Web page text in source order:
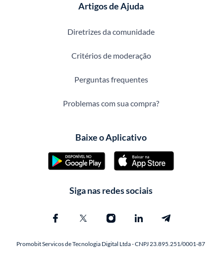
Artigos de Ajuda
Diretrizes da comunidade
Critérios de moderação
Perguntas frequentes
Problemas com sua compra?
Baixe o Aplicativo
Siga nas redes sociais
Promobit Servicos de Tecnologia Digital Ltda - CNPJ 23.895.251/0001-87